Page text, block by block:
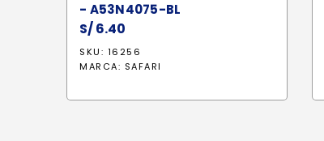
- A53N4075-BL
S/6.40
SKU: 16256
MARCA: SAFARI